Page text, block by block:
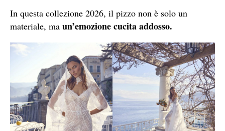
In questa collezione 2026, il pizzo non è solo un
materiale, ma un’emozione cucita addosso.